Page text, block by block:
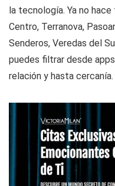
la tecnología. Ya no
Centro, Terranova,
Senderos, Veredas del
puedes filtrar desde
relación y hasta cercanía.